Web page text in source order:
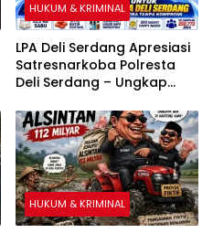
HUKUM & KRIMINAL
LPA Deli Serdang Apresiasi
Satresnarkoba Polresta
Deli Serdang – Ungkap
Selamatkan 250 Ribu Jiwa
HUKUM & KRIMINAL